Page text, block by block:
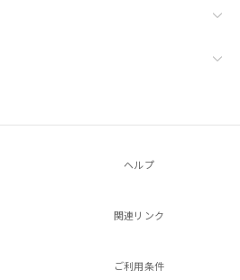
ヘルプ
関連リンク
ご利用条件